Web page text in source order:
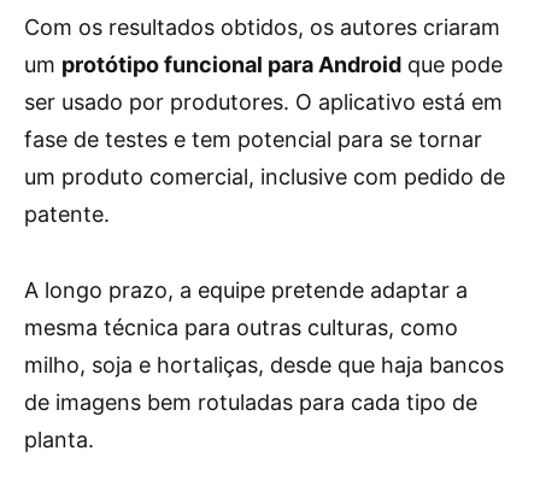
Com os resultados obtidos, os autores criaram
um protótipo funcional para Android que pode
ser usado por produtores. O aplicativo está em
fase de testes e tem potencial para se tornar
um produto comercial, inclusive com pedido de
patente.
A longo prazo, a equipe pretende adaptar a
mesma técnica para outras culturas, como
milho, soja e hortaliças, desde que haja bancos
de imagens bem rotuladas para cada tipo de
planta.